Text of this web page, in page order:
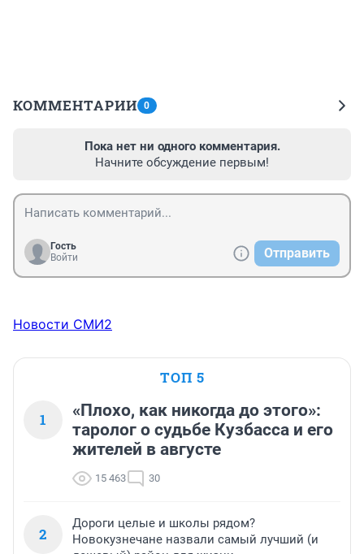
КОММЕНТАРИИ 0
Пока нет ни одного комментария.
Начните обсуждение первым!
Гость
Войти
Отправить
Новости СМИ2
ТОП 5
1
«Плохо, как никогда до этого»:
таролог о судьбе Кузбасса и его
жителей в августе
15 463 30
2
Дороги целые и школы рядом?
Новокузнечане назвали самый лучший (и